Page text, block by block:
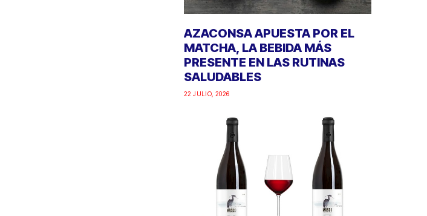
AZACONSA APUESTA POR EL
MATCHA, LA BEBIDA MÁS
PRESENTE EN LAS RUTINAS
SALUDABLES
22 JULIO, 2026